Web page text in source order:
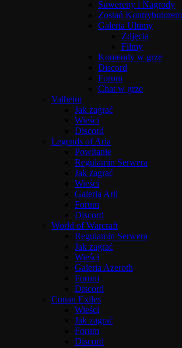
Suwereny i Nagrody
Zostań
Galeria Ultimy
Zdjęcia
Filmy
Komendy w grze
Discord
Forum
Chat w grze
Valheim
Jak zagrać
Wieści
Discord
Legends of Aria
Powitanie
Regulamin Serwera
Jak zagrać
Wieści
Galeria Arii
Forum
Discord
World of Warcraft
Regulamin Serwera
Jak zagrać
Wieści
Galeria Azeroth
Forum
Discord
Conan Exiles
Wieści
Jak zagrać
Forum
Discord